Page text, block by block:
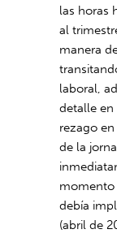
las horas
al
manera
laboral,
detalle
rezago
de la
momento
debía
(abril de